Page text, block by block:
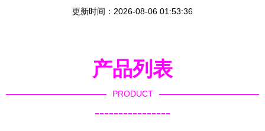
更新时间：2026-08-06 01:53:36
产品列表
PRODUCT
----------------